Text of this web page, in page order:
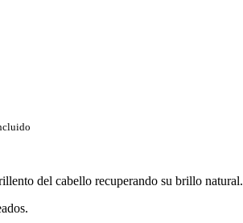
del cabello recuperando su brillo natural.